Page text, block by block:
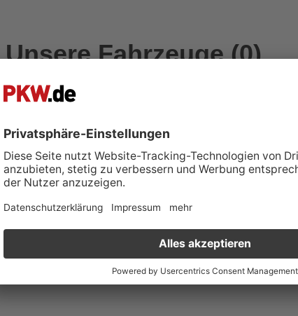
Unsere Fahrzeuge (0)
Dieser Händler bietet aktuell auf PKW.de keine Fahrzeuge zum Verkauf an.